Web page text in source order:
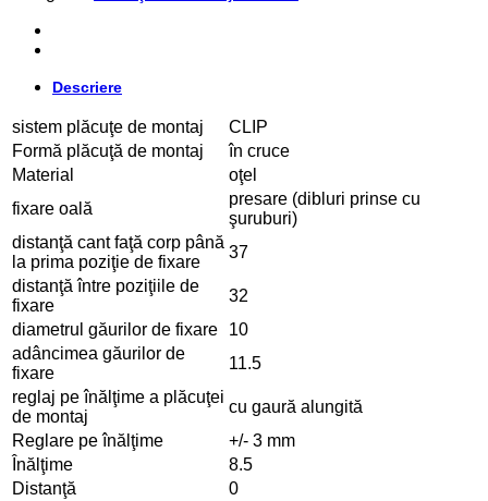
Descriere
sistem plăcuţe de montaj
CLIP
Formă plăcuţă de montaj
în cruce
Material
oţel
fixare oală
presare (dibluri prinse cu
şuruburi)
distanţă cant faţă corp până
la prima poziţie de fixare
37
distanţă între poziţiile de
fixare
32
diametrul găurilor de fixare
10
adâncimea găurilor de
fixare
11.5
reglaj pe înălţime a plăcuţei
de montaj
cu gaură alungită
Reglare pe înălţime
+/- 3 mm
Înălţime
8.5
Distanţă
0